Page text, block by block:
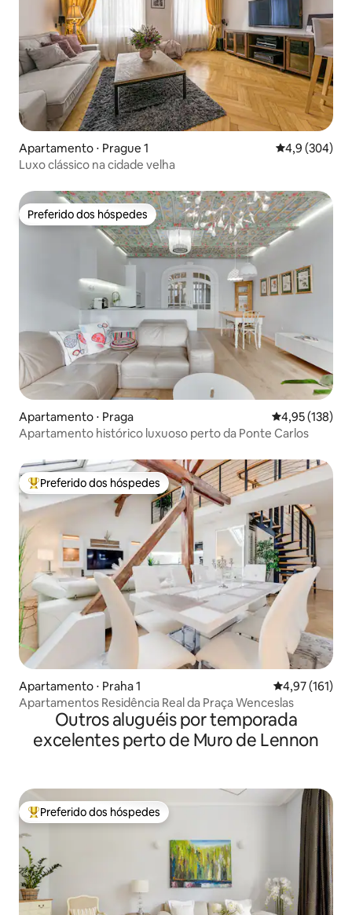
Apartamento ⋅ Prague 1 4,9 de uma
4,9 (304)
Luxo clássico na cidade velha
Preferido dos hóspedes
Preferido dos hóspedes
Apartamento ⋅ Praga 4,95 de uma
4,95 (138)
Apartamento histórico luxuoso perto da Ponte Carlos
Entre os melhores preferidos dos hóspedes
Preferido dos hóspedes
Apartamento ⋅ Praha 1 4,97 de uma
4,97 (161)
Apartamentos Residência Real da Praça Wenceslas
Outros aluguéis por temporada
excelentes perto de Muro de Lennon
Entre os melhores preferidos dos hóspedes
Preferido dos hóspedes